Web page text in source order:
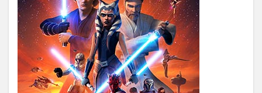
SpotLight
spots SPOTV NOW
STADIA
STAR WARS
stargirl Spec
Starsky & Hutch
starting lineup
startinglineup
Starwars
STAY HOME
Steaming Step
stream
Stream america
splashmountain
south of the south